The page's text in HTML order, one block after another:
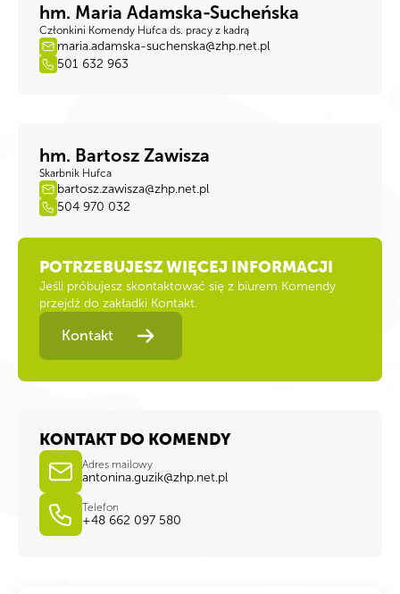
hm. Maria Adamska-Sucheńska
Członkini Komendy Hufca ds. pracy z kadrą
maria.adamska-suchenska@zhp.net.pl
501 632 963
hm. Bartosz Zawisza
Skarbnik Hufca
bartosz.zawisza@zhp.net.pl
504 970 032
POTRZEBUJESZ WIĘCEJ INFORMACJI
Jeśli próbujesz skontaktować się z biurem Komendy
przejdź do zakładki Kontakt.
Kontakt
KONTAKT DO KOMENDY
Adres mailowy
antonina.guzik@zhp.net.pl
Telefon
+48 662 097 580